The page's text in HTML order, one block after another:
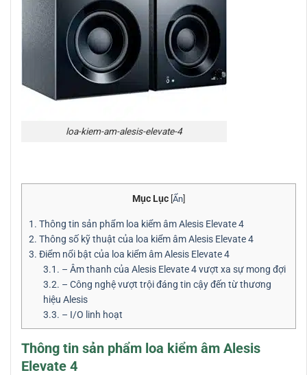
loa-kiem-am-alesis-elevate-4
Mục Lục Ẩn
1. Thông tin sản phẩm loa kiểm âm Alesis Elevate 4
2. Thông số kỹ thuật của loa kiểm âm Alesis Elevate 4
3. Điểm nổi bật của loa kiểm âm Alesis Elevate 4
3.1. – Âm thanh của Alesis Elevate 4 vượt xa sự mong đợi
3.2. – Công nghệ vượt trội đáng tin cậy đến từ thương
hiệu Alesis
3.3. – I/O linh hoạt
Thông tin sản phẩm loa kiểm âm Alesis
Elevate 4